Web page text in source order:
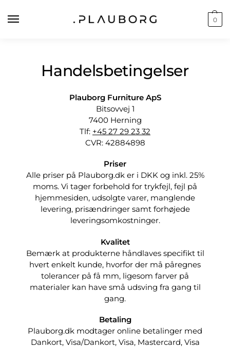
0
Handelsbetingelser
Plauborg Furniture ApS
Bitsovvej 1
7400 Herning
Tlf: +45 27 29 23 32
CVR: 42884898
Priser
Alle priser på Plauborg.dk er i DKK og inkl. 25%
moms. Vi tager forbehold for trykfejl, fejl på
hjemmesiden, udsolgte varer, manglende
levering, prisændringer samt forhøjede
leveringsomkostninger.
Kvalitet
Bemærk at produkterne håndlaves specifikt til
hvert enkelt kunde, hvorfor der må påregnes
tolerancer på få mm, ligesom farver på
materialer kan have små udsving fra gang til
gang.
Betaling
Plauborg.dk modtager online betalinger med
Dankort, Visa/Dankort, Visa, Mastercard, Visa